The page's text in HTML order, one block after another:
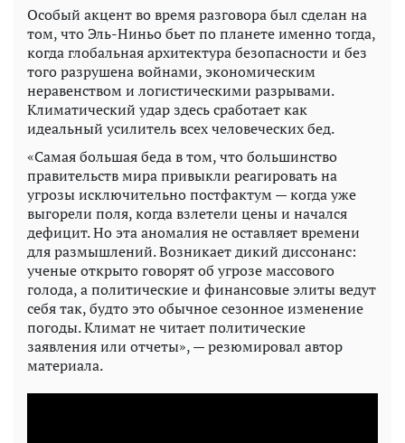
Особый акцент во время разговора был сделан на
том, что Эль-Ниньо бьет по планете именно тогда,
когда глобальная архитектура безопасности и без
того разрушена войнами, экономическим
неравенством и логистическими разрывами.
Климатический удар здесь сработает как
идеальный усилитель всех человеческих бед.
«Самая большая беда в том, что большинство
правительств мира привыкли реагировать на
угрозы исключительно постфактум — когда уже
выгорели поля, когда взлетели цены и начался
дефицит. Но эта аномалия не оставляет времени
для размышлений. Возникает дикий диссонанс:
ученые открыто говорят об угрозе массового
голода, а политические и финансовые элиты ведут
себя так, будто это обычное сезонное изменение
погоды. Климат не читает политические
заявления или отчеты», — резюмировал автор
материала.